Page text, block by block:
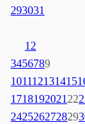
293031
1 2
3456789
101112131415
1718192021 22
242526272829